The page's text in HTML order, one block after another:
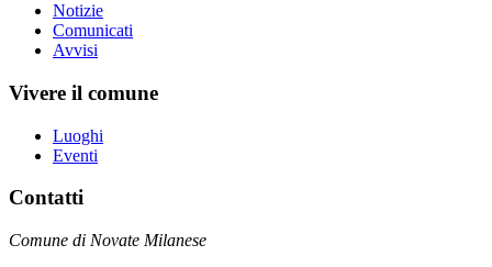
Notizie
Comunicati
Avvisi
Vivere il comune
Luoghi
Eventi
Contatti
Comune di Novate Milanese